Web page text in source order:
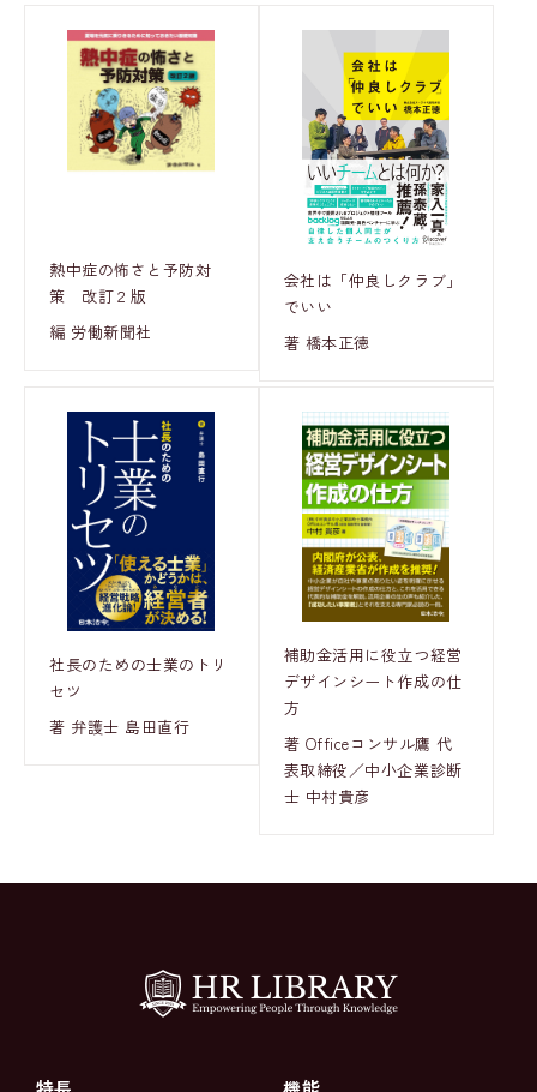
熱中症の怖さと予防対
策 改訂２版
編 労働新聞社
会社は「仲良しクラブ」
でいい
著 橋本正徳
社長のための士業のトリ
セツ
著 弁護士 島田直行
補助金活用に役立つ経営
デザインシート作成の仕
方
著 Officeコンサル鷹 代
表取締役／中小企業診断
士 中村貴彦